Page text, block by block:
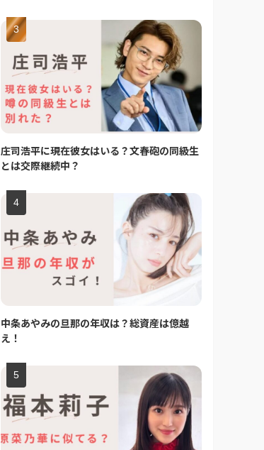
庄司浩平に現在彼女はいる？文春砲の同級生
とは交際継続中？
中条あやみの旦那の年収は？総資産は億越
え！